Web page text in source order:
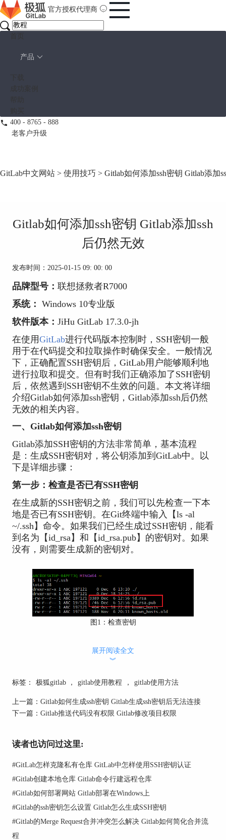
官方授权代理商
产品
400 - 8765 - 888
老客户升级
GitLab中文网站 > 使用技巧 > Gitlab如何添加ssh密钥 Gitlab添加
Gitlab如何添加ssh密钥 Gitlab添加ssh
后仍然无效
发布时间：2025-01-15 09: 00: 00
品牌型号： 联想拯救者R7000
系统： Windows 10专业版
软件版本： JiHu GitLab 17.3.0-jh
在使用GitLab进行代码版本控制时，SSH密钥一般
用于在代码提交和拉取操作时确保安全。一般情况
下，正确配置SSH密钥后，GitLab用户能够顺利地
进行拉取和提交。但有时我们正确添加了SSH密钥
后，依然遇到SSH密钥不生效的问题。本文将详细
介绍Gitlab如何添加ssh密钥，Gitlab添加ssh后仍然
无效的相关内容。
一、Gitlab如何添加ssh密钥
Gitlab添加SSH密钥的方法非常简单，基本流程
是：生成SSH密钥对，将公钥添加到GitLab中。以
下是详细步骤：
第一步：检查是否已有SSH密钥
在生成新的SSH密钥之前，我们可以先检查一下本
地是否已有SSH密钥。在Git终端中输入【ls -al
~/.ssh】命令。如果我们已经生成过SSH密钥，能看
到名为【id_rsa】和【id_rsa.pub】的密钥对。如果
没有，则需要生成新的密钥对。
图1：检查密钥
如果电脑中没有现成的SSH密钥，可以使用【ssh-
成一个新的密钥对。使用该命令还需要设置保存路
这里，【-t rsa】指定使用RSA算法，【-b 4096】表
示密钥长度为4096位，【-C】后面是你的电子邮件
展开阅读全文
︾
标签： 极狐gitlab ， gitlab使用教程 ， gitlab使用方法
上一篇： Gitlab如何生成ssh密钥 Gitlab生成ssh密钥后无法连接
下一篇： Gitlab推送代码没有权限 Gitlab修改项目权限
读者也访问过这里:
#GitLab怎样克隆私有仓库 GitLab中怎样使用SSH密钥认证
#Gitlab创建本地仓库 Gitlab命令行建远程仓库
#Gitlab如何部署网站 Gitlab部署在Windows上
#Gitlab的ssh密钥怎么设置 Gitlab怎么生成SSH密钥
#Gitlab的Merge Request合并冲突怎么解决 Gitlab如何简化合并流
程